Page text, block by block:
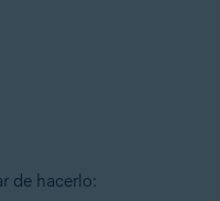
de hacerlo: